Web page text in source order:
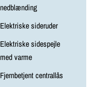
nedblænding
Elektriske sideruder
Elektriske sidespejle
med varme
Fjernbetjent centrallås